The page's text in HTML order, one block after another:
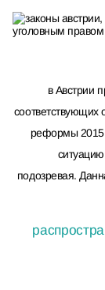
в Австрии
соответствующих
реформы 2015
подозревая.